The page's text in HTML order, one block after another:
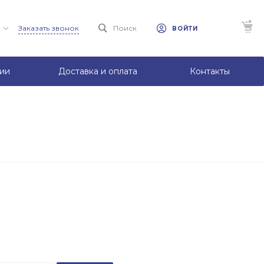
Заказать звонок Поиск ВОЙТИ
Доставка и оплата Контакты